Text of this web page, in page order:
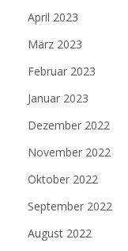
April 2023
März 2023
Februar 2023
Januar 2023
Dezember 2022
November 2022
Oktober 2022
September 2022
August 2022